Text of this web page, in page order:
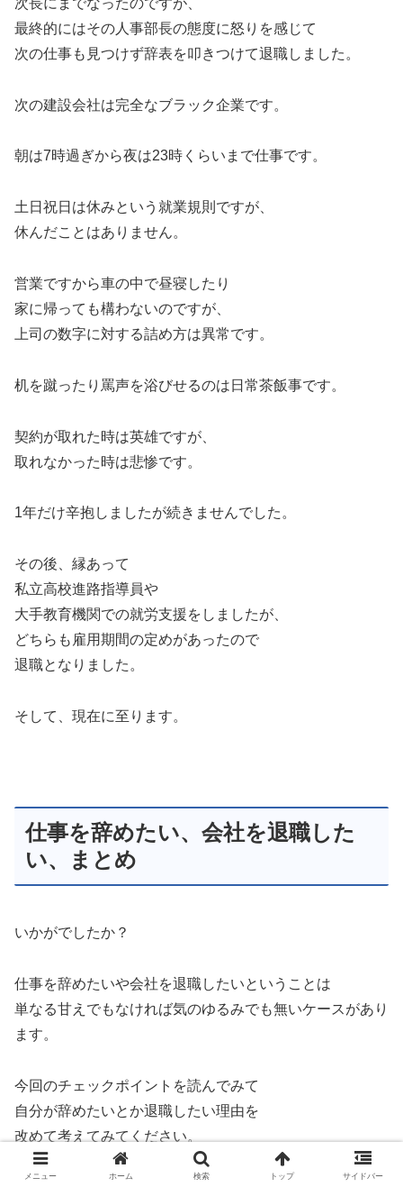
最終的にはその人事部長の態度に怒りを感じて
次の仕事も見つけず辞表を叩きつけて退職しました。
次の建設会社は完全なブラック企業です。
朝は7時過ぎから夜は23時くらいまで仕事です。
土日祝日は休みという就業規則ですが、
休んだことはありません。
営業ですから車の中で昼寝したり
家に帰っても構わないのですが、
上司の数字に対する詰め方は異常です。
机を蹴ったり罵声を浴びせるのは日常茶飯事です。
契約が取れた時は英雄ですが、
取れなかった時は悲惨です。
1年だけ辛抱しましたが続きませんでした。
その後、縁あって
私立高校進路指導員や
大手教育機関での就労支援をしましたが、
どちらも雇用期間の定めがあったので
退職となりました。
そして、現在に至ります。
仕事を辞めたい、会社を退職した
い、まとめ
いかがでしたか？
仕事を辞めたいや会社を退職したいということは
単なる甘えでもなければ気のゆるみでも無いケースがあり
ます。
今回のチェックポイントを読んでみて
自分が辞めたいとか退職したい理由を
改めて考えてみてください。
メニュー ホーム 検索 トップ サイドバー